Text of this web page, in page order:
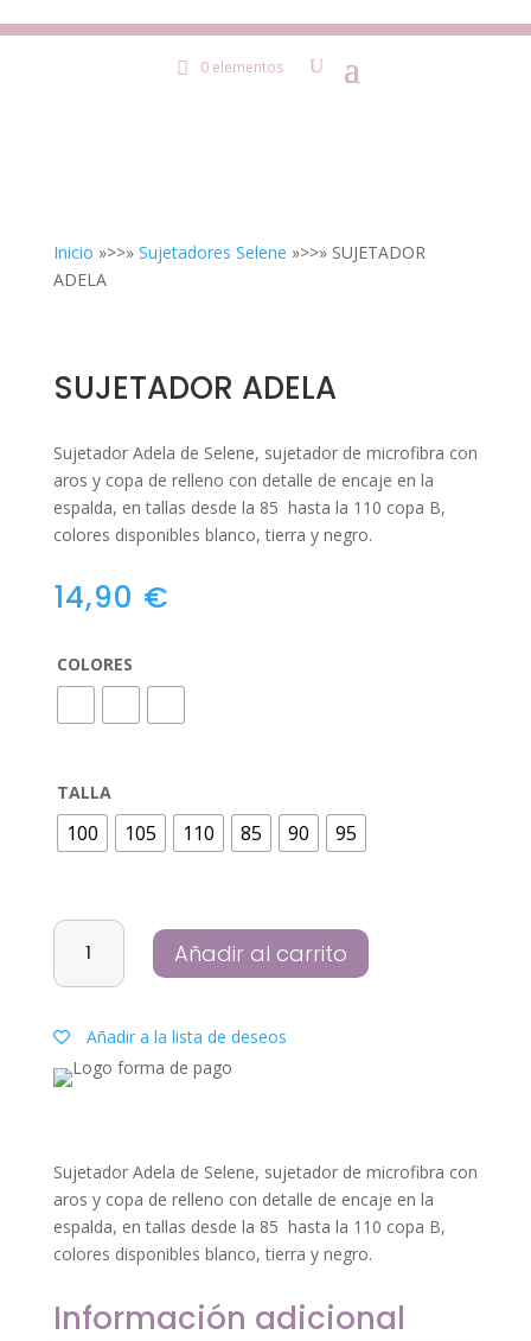
0 elementos
Inicio »>>» Sujetadores Selene »>>» SUJETADOR
ADELA
SUJETADOR ADELA
Sujetador Adela de Selene, sujetador de microfibra con
aros y copa de relleno con detalle de encaje en la
espalda, en tallas desde la 85 hasta la 110 copa B,
colores disponibles blanco, tierra y negro.
14,90 €
COLORES
TALLA
100 105 110 85 90 95
SUJETADOR
ADELA
cantidad
Añadir al carrito
Añadir a la lista de deseos
Sujetador Adela de Selene, sujetador de microfibra con
aros y copa de relleno con detalle de encaje en la
espalda, en tallas desde la 85 hasta la 110 copa B,
colores disponibles blanco, tierra y negro.
Información adicional